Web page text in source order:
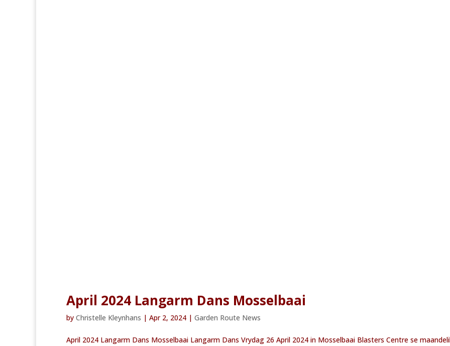
April 2024 Langarm Dans Mosselbaai
by Christelle Kleynhans | Apr 2, 2024 | Garden Route News
April 2024 Langarm Dans Mosselbaai Langarm Dans Vrydag 26 April 2024 in Mosselbaai Blasters Centre se